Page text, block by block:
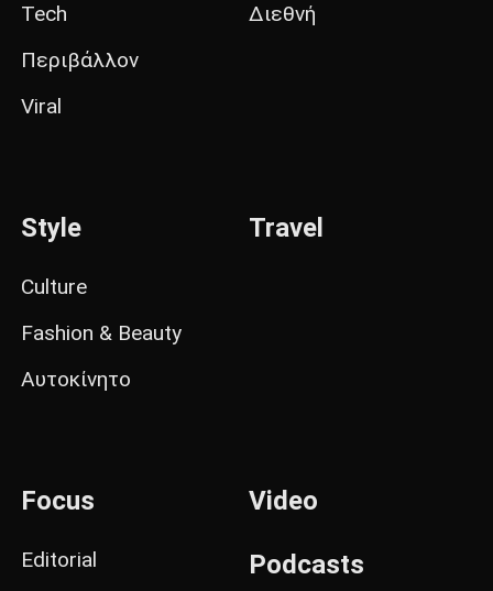
Tech
Περιβάλλον
Viral
Διεθνή
Style
Culture
Fashion & Beauty
Αυτοκίνητο
Travel
Focus
Editorial
Video
Podcasts